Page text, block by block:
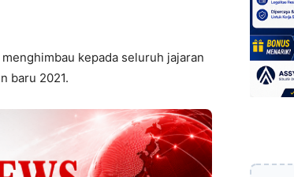
kepada seluruh jajaran
baru 2021.